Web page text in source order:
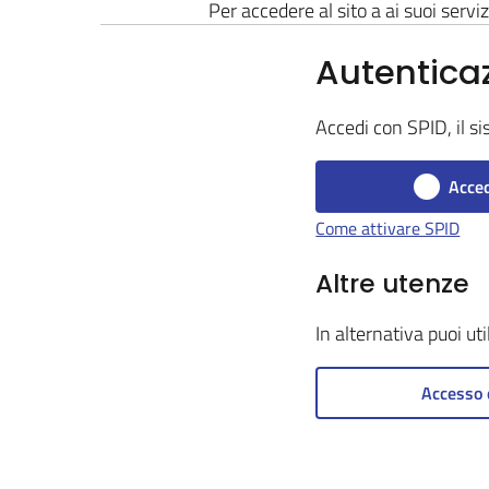
Per accedere al sito a ai suoi
Accedi con SPID, il
Come attivare SPID
Altre utenze
In alternativa puoi